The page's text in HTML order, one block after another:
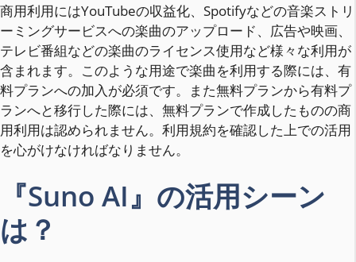
商用利用にはYouTubeの収益化、Spotifyなどの音楽ストリ
ーミングサービスへの楽曲のアップロード、広告や映画、
テレビ番組などの楽曲のライセンス使用など様々な利用が
含まれます。このような用途で楽曲を利用する際には、有
料プランへの加入が必須です。また無料プランから有料プ
ランへと移行した際には、無料プランで作成したものの商
用利用は認められません。利用規約を確認した上での活用
を心がけなければなりません。
『Suno AI』の活用シーン
は？